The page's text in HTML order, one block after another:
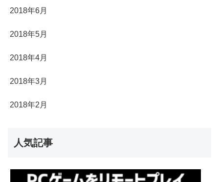
2018年6月
2018年5月
2018年4月
2018年3月
2018年2月
人気記事